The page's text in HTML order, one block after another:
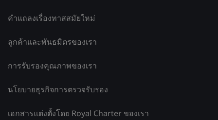
คำแถลงเรื่องทาสสมัยใหม่
ลูกค้าและพันธมิตรของเรา
การรับรองคุณภาพของเรา
นโยบายธุรกิจการตรวจรับรอง
เอกสารแต่งตั้งโดย Royal Charter ของเรา